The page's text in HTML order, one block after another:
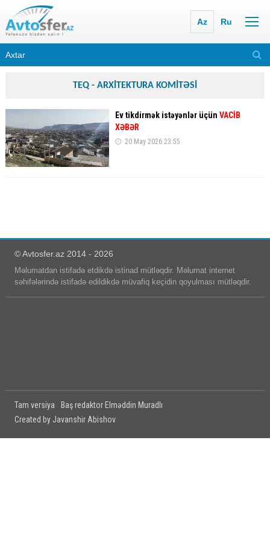
Az Ru
TEQ - ARXİTEKTURA KOMİTƏSİ
Ev tikdirmək istəyənlər üçün VACİB
XƏBƏR
20 May 2026 23:55
© Avtosfer.az 2014 - 2026
Məlumatdan istifadə etdikdə istinad mütləqdir. Məlumat internet
səhifələrində istifadə edildikdə müvafiq keçidin qoyulması mütləqdir.
Tam versiya
Baş redaktor Elməddin Muradlı
Created by Javanshir Abishov